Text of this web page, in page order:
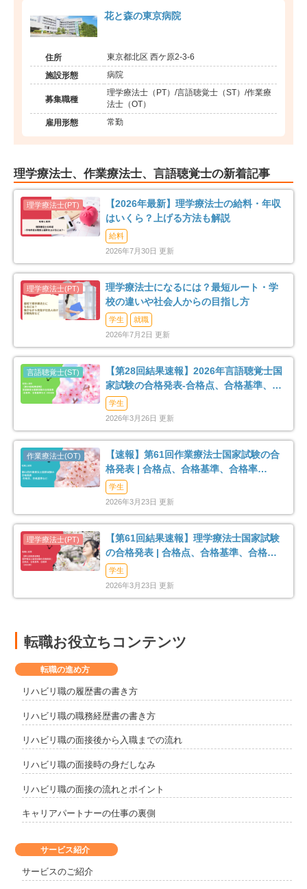
花と森の東京病院
住所 東京都北区 西ケ原2-3-6
施設形態 病院
募集職種
理学療法士（PT）/言語聴覚士（ST）/作業療
法士（OT）
雇用形態 常勤
理学療法士、作業療法士、言語聴覚士の新着記事
【2026年最新】理学療法士の給料・年収
はいくら？上げる方法も解説
給料
2026年7月30日 更新
理学療法士になるには？最短ルート・学
校の違いや社会人からの目指し方
学生
就職
2026年7月2日 更新
【第28回結果速報】2026年言語聴覚士国
家試験の合格発表-合格点、合格基準、合
格率など-
学生
2026年3月26日 更新
【速報】第61回作業療法士国家試験の合
格発表 | 合格点、合格基準、合格率
（2026年）
学生
2026年3月23日 更新
【第61回結果速報】理学療法士国家試験
の合格発表 | 合格点、合格基準、合格率
（2026年）
学生
2026年3月23日 更新
転職お役立ちコンテンツ
サービス紹介
サービスのご紹介
転職の進め方
リハビリ職の履歴書の書き方
リハビリ職の職務経歴書の書き方
リハビリ職の面接後から入職までの流れ
リハビリ職の面接時の身だしなみ
リハビリ職の面接の流れとポイント
キャリアパートナーの仕事の裏側